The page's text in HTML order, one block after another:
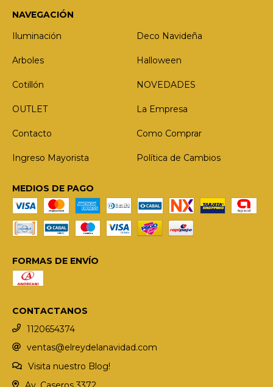
NAVEGACIÓN
Iluminación
Deco Navideña
Arboles Halloween
Cotillón NOVEDADES
OUTLET La Empresa
Contacto Como Comprar
Ingreso Mayorista Política de Cambios
MEDIOS DE PAGO
FORMAS DE ENVÍO
CONTACTANOS
1120654374
ventas@elreydelanavidad.com
Visita nuestro Blog!